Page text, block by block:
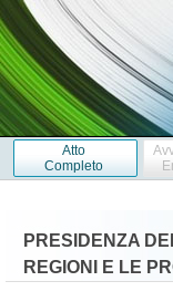
Atto
Completo
PRESIDENZA
REGIONI E LE